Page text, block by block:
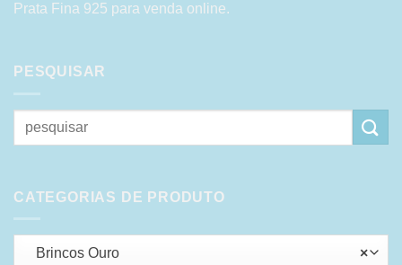
Prata Fina 925 para venda online.
PESQUISAR
Pesquisar
por:
CATEGORIAS DE PRODUTO
×
Brincos Ouro